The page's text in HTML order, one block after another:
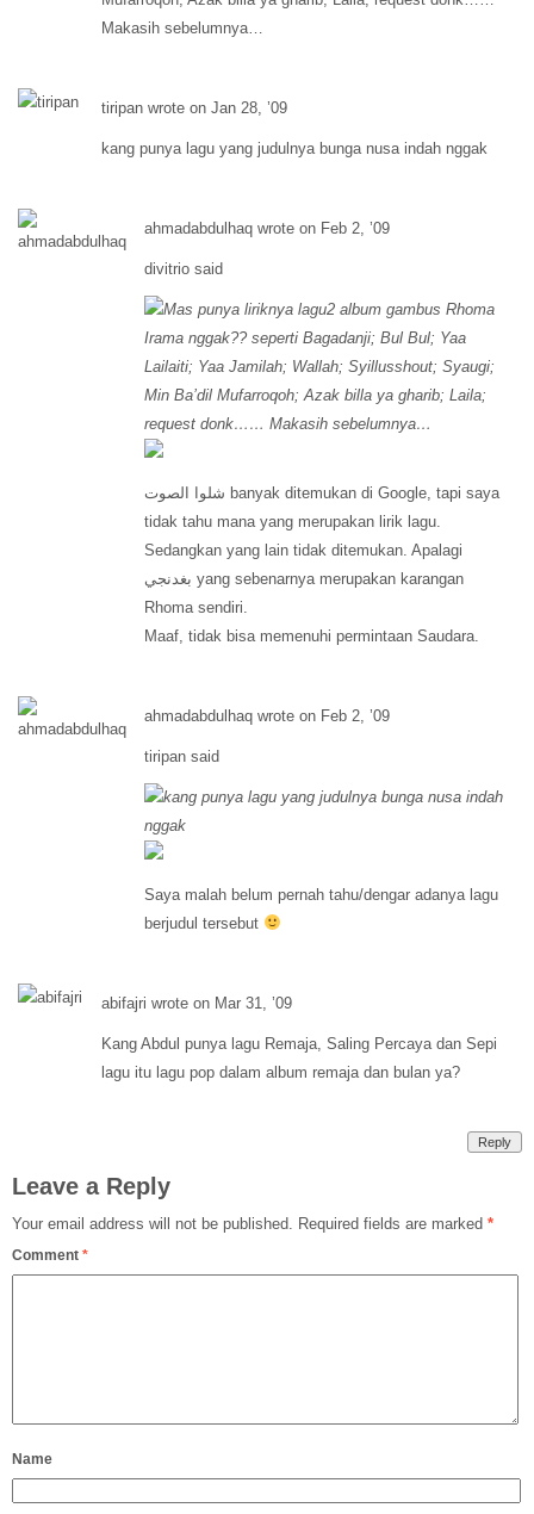
Makasih sebelumnya…
tiripan wrote on Jan 28, ’09
kang punya lagu yang judulnya bunga nusa indah nggak
ahmadabdulhaq wrote on Feb 2, ’09
divitrio said
Mas punya liriknya lagu2 album gambus Rhoma
Irama nggak?? seperti Bagadanji; Bul Bul; Yaa
Lailaiti; Yaa Jamilah; Wallah; Syillusshout; Syaugi;
Min Ba’dil Mufarroqoh; Azak billa ya gharib; Laila;
request donk…… Makasih sebelumnya…
شلوا الصوت banyak ditemukan di Google, tapi saya
tidak tahu mana yang merupakan lirik lagu.
Sedangkan yang lain tidak ditemukan. Apalagi
بغدنجي yang sebenarnya merupakan karangan
Rhoma sendiri.
Maaf, tidak bisa memenuhi permintaan Saudara.
ahmadabdulhaq wrote on Feb 2, ’09
tiripan said
kang punya lagu yang judulnya bunga nusa indah
nggak
Saya malah belum pernah tahu/dengar adanya lagu
berjudul tersebut
abifajri wrote on Mar 31, ’09
Kang Abdul punya lagu Remaja, Saling Percaya dan Sepi
lagu itu lagu pop dalam album remaja dan bulan ya?
Reply
Leave a Reply
Your email address will not be published. Required fields are marked *
Comment *
Name